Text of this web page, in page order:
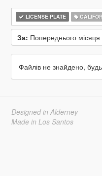
LICENSE PLATE
За: Попереднього місяця
Файлів не знайдено,
Designed in Alderney
Made in Los Santos